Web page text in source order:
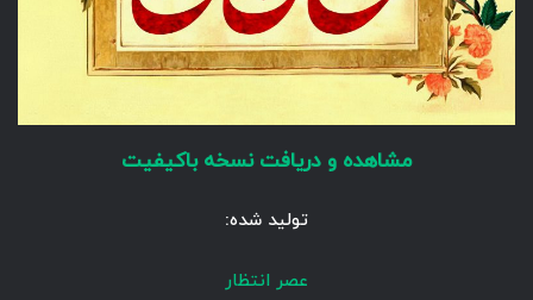
مشاهده و دریافت نسخه باکیفیت
تولید شده:
عصر انتظار